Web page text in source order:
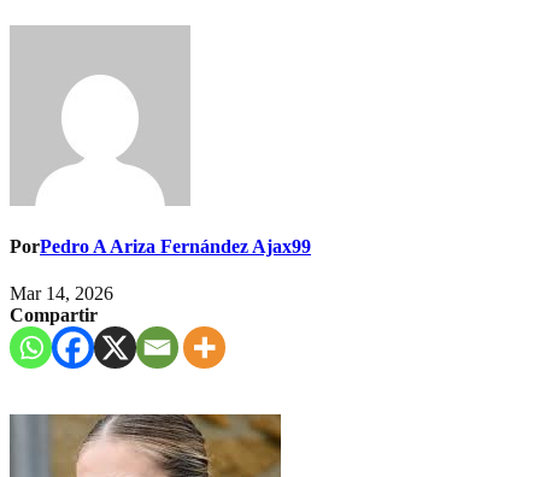
PorPedro A Ariza Fernández Ajax99
Mar 14, 2026
Compartir